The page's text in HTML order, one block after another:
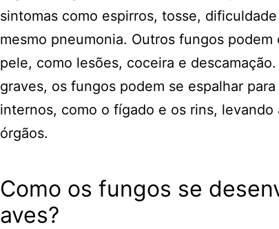
sintomas como espirros, tosse,
mesmo pneumonia. Outros fungos podem
pele, como lesões, coceira e descamação.
graves, os fungos podem se espalhar
internos, como o fígado e os rins, levando
órgãos.
Como os fungos se
aves?